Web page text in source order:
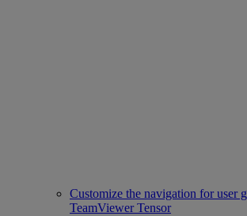
Customize the navigation for user
TeamViewer Tensor